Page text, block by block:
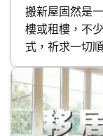
法
搬新屋固然是
樓或租樓，不
式，祈求一切
要預備甚麼？
便為大家分享
備充足迎接新居